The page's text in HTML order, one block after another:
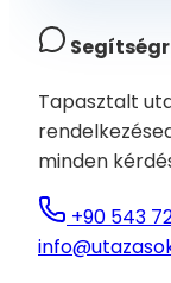
Tapasztalt
minden
+90 543